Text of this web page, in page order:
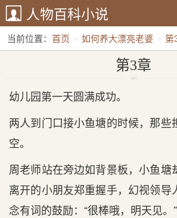
人物百科小说
当前位置： 首页 如何养大漂亮老婆 第
第3章
幼儿园第一天圆满成功。
两人到门口接小鱼塘的时候，那些
空。
周老师站在旁边如背景板，小鱼塘
离开的小朋友郑重握手，幻视领导
念有词的鼓励：“很棒哦，明天见。”